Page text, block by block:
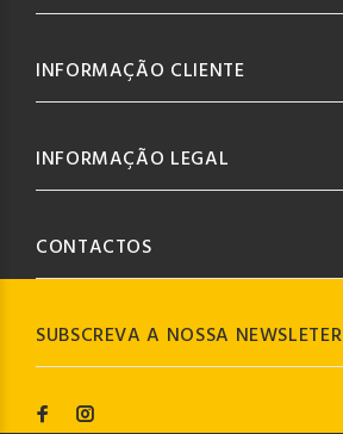
SUBSCREVA A NOSSA NEWSLETER
INFORMAÇÃO CLIENTE
INFORMAÇÃO LEGAL
CONTACTOS